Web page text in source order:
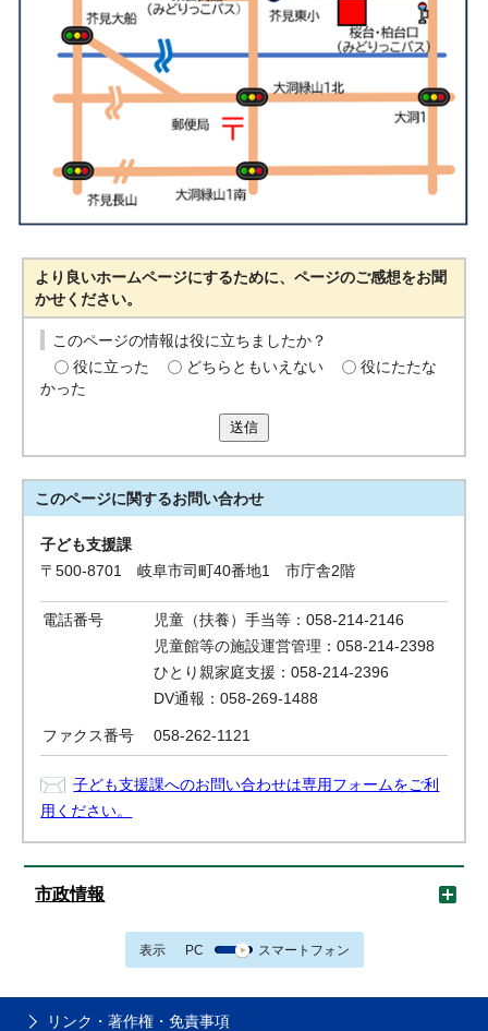
より良いホームページにするために、ページのご感想をお聞
かせください。
このページの情報は役に立ちましたか？
役に立った
どちらともいえない
役にたたな
かった
送信
このページに関するお問い合わせ
子ども支援課
〒500-8701 岐阜市司町40番地1 市庁舎2階
電話番号
児童（扶養）手当等：058-214-2146
児童館等の施設運営管理：058-214-2398
ひとり親家庭支援：058-214-2396
DV通報：058-269-1488
ファクス番号 058-262-1121
子ども支援課へのお問い合わせは専用フォームをご利
用ください。
市政情報
表示 PC スマートフォン
リンク・著作権・免責事項